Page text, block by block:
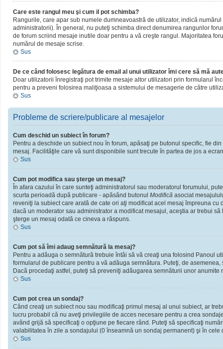
Care este rangul meu şi cum il pot schimba?
Rangurile, care apar sub numele dumneavoastră de utilizator, indică
administratorii). În general, nu puteţi schimba direct denumirea rangurilor
de forum scriind mesaje inutile doar pentru a vă creşte rangul. Majoritatea
numărul de mesaje scrise.
Sus
De ce când folosesc legătura de email al unui utilizator îmi cere să mă
Doar utilizatorii înregistraţi pot trimite mesaje altor utilizatori prin formularul
pentru a preveni folosirea maliţioasa a sistemului de mesagerie de către
Sus
Probleme de scriere/publicare al mesajelor
Cum deschid un subiect în forum?
Pentru a deschide un subiect nou în forum, apăsaţi pe butonul specific, fie
mesaj. Facilităţile care vă sunt disponibile sunt trecute în partea de jos a
Sus
Cum pot modifica sau şterge un mesaj?
În afara cazului în care sunteţi administratorul sau moderatorul forumului,
scurta perioadă după publicare - apăsând butonul Modifică asociat
reveniţi la subiect care arată de cate ori aţi modificat acel mesaj împreuna
dacă un moderator sau administrator a modificat mesajul, aceştia ar trebui
şterge un mesaj odată ce cineva a răspuns.
Sus
Cum pot să îmi adaug semnătură la mesaj?
Pentru a adăuga o semnătură trebuie întâi să vă creaţi una folosind Panoul
formularul de publicare pentru a vă adăuga semnătura. Puteţi, de
Dacă procedaţi astfel, puteţi să preveniţi adăugarea semnăturii unor
Sus
Cum pot crea un sondaj?
Când creaţi un subiect nou sau modificaţi primul mesaj al unui subiect, ar
lucru probabil că nu aveţi privilegiile de acces necesare pentru a crea
având grijă să specificaţi o opţiune pe fiecare rând. Puteţi să specificaţi
valabilitatea în zile a sondajului (0 înseamnă un sondaj permanent) şi în
Sus